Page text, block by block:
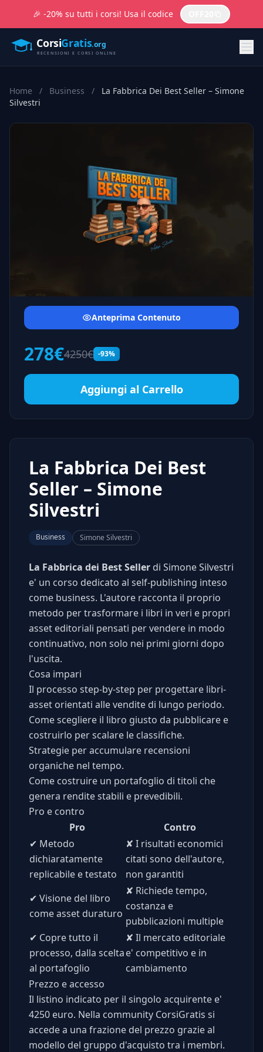
🎉 -20% su tutti i corsi! Usa il codice
Home / Business /
La Fabbrica Dei Best Seller – Simone
Silvestri
Anteprima Contenuto
278€4250€ -93%
Aggiungi al Carrello
La Fabbrica Dei Best
Seller – Simone
Silvestri
Business Simone Silvestri
La Fabbrica dei Best Seller di Simone Silvestri
e' un corso dedicato al self-publishing inteso
come business. L'autore racconta il proprio
metodo per trasformare i libri in veri e propri
asset editoriali pensati per vendere in modo
continuativo, non solo nei primi giorni dopo
l'uscita.
Cosa impari
Il processo step-by-step per progettare libri-
asset orientati alle vendite di lungo periodo.
Come scegliere il libro giusto da pubblicare e
costruirlo per scalare le classifiche.
Strategie per accumulare recensioni
organiche nel tempo.
Come costruire un portafoglio di titoli che
genera rendite stabili e prevedibili.
Pro e contro
Pro
Contro
✔ Metodo
dichiaratamente
replicabile e testato
✘ I risultati economici
citati sono dell'autore,
non garantiti
✔ Visione del libro
come asset duraturo
✘ Richiede tempo,
costanza e
pubblicazioni multiple
✔ Copre tutto il
processo, dalla scelta
al portafoglio
✘ Il mercato editoriale
e' competitivo e in
cambiamento
Prezzo e accesso
Il listino indicato per il singolo acquirente e'
4250 euro. Nella community CorsiGratis si
accede a una frazione del prezzo grazie al
modello del gruppo d'acquisto tra i membri.